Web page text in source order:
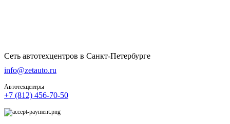
Сеть автотехцентров в Санкт-Петербурге
info@zetauto.ru
Автотехцентры
+7 (812) 456-70-50